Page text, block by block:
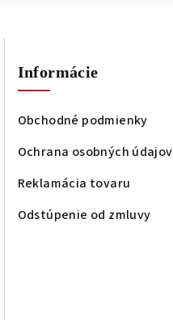
Informácie
Obchodné podmienky
Ochrana osobných údajov
Reklamácia tovaru
Odstúpenie od zmluvy